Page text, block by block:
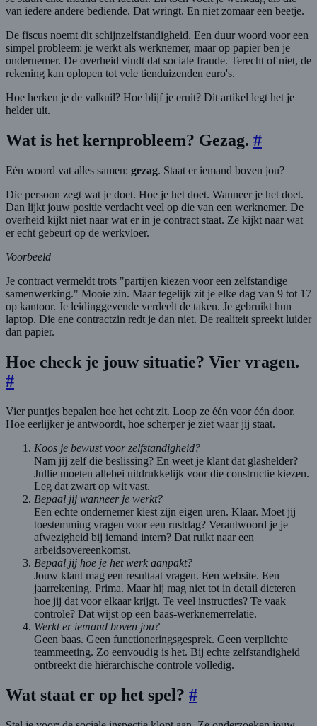
van iedere andere bediende. Dat wringt. En niet zomaar een beetje.
De fiscus noemt dit schijnzelfstandigheid. Een duur woord voor een
simpel probleem: je werkt als werknemer, maar op papier ben je
ondernemer. De overheid vindt dat sociale fraude. Terecht of niet, de
rekening kan oplopen tot vele tienduizenden euro's.
Hoe herken je de valkuil? Hoe blijf je eruit? Dit artikel legt het je
helder uit.
Wat is het kernprobleem? Gezag. #
Eén woord vat alles samen: gezag. Staat er iemand boven jou?
Die persoon zegt wat je doet. Hoe je het doet. Wanneer je het doet.
Dan lijkt jouw positie verdacht veel op die van een werknemer. De
overheid kijkt niet naar wat er in je contract staat. Ze kijkt naar wat
er echt gebeurt op de werkvloer.
Voorbeeld
Je contract vermeldt trots "partijen kiezen voor een zelfstandige
samenwerking." Mooie zin. Maar tegelijk zit je elke dag van 9 tot 17
op kantoor. Je leidinggevende verdeelt de taken. Je gebruikt hun
laptop. Die ene contractzin redt je dan niet. De realiteit spreekt luider
dan papier.
Hoe check je jouw situatie? Vier vragen.
#
Vier puntjes bepalen hoe het echt zit. Loop ze één voor één door.
Hoe eerlijker je antwoordt, hoe scherper je ziet waar jij staat.
Koos je bewust voor zelfstandigheid?
Nam jij zelf die beslissing? En weet je klant dat glashelder?
Jullie moeten allebei uitdrukkelijk voor die constructie kiezen.
Leg dat zwart op wit vast.
Bepaal jij wanneer je werkt?
Een echte ondernemer kiest zijn eigen uren. Klaar. Moet jij
toestemming vragen voor een rustdag? Verantwoord je je
afwezigheid bij iemand intern? Dat ruikt naar een
arbeidsovereenkomst.
Bepaal jij hoe je het werk aanpakt?
Jouw klant mag een resultaat vragen. Een website. Een
jaarrekening. Prima. Maar hij mag niet tot in detail dicteren
hoe jij dat voor elkaar krijgt. Te veel instructies? Te vaak
controle? Dat wijst op een baas-werknemerrelatie.
Werkt er iemand boven jou?
Geen baas. Geen functioneringsgesprek. Geen verplichte
teammeeting. Zo eenvoudig is het. Bij echte zelfstandigheid
ontbreekt die hiërarchische controle volledig.
Wat staat er op het spel? #